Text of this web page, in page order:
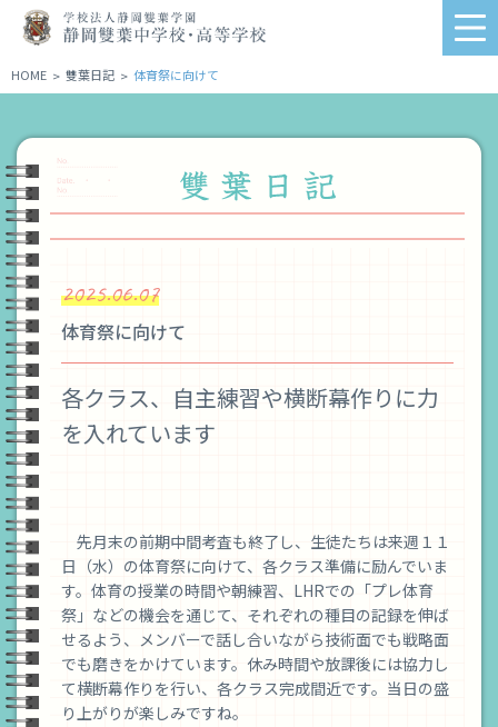
学
校
法
人
岡
雙
葉
学
園
静
岡
雙
葉
中
学
校・
高
等
学
校
HOME > 雙葉日記 > 体育祭に向けて
2025.06.07
体育祭に向けて
各クラス、自主練習や横断幕作りに力
を入れています
先月末の前期中間考査も終了し、生徒たちは来週１１
日（水）の体育祭に向けて、各クラス準備に励んでいま
す。体育の授業の時間や朝練習、LHRでの「プレ体育
祭」などの機会を通じて、それぞれの種目の記録を伸ば
せるよう、メンバーで話し合いながら技術面でも戦略面
でも磨きをかけています。休み時間や放課後には協力し
て横断幕作りを行い、各クラス完成間近です。当日の盛
り上がりが楽しみですね。